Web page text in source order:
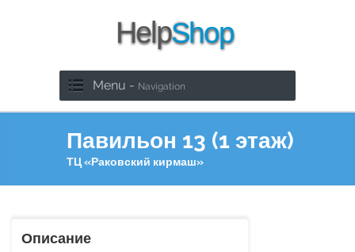
Menu - Navigation
Павильон 13 (1 этаж)
ТЦ «Раковский кирмаш»
Описание